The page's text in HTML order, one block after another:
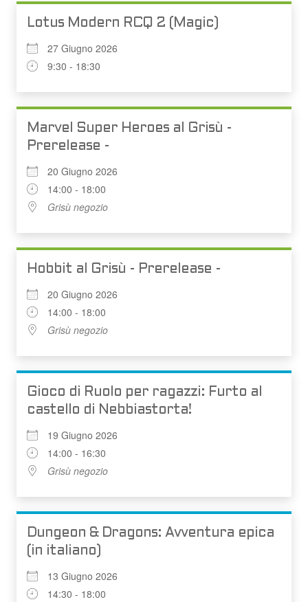
Lotus Modern RCQ 2 (Magic)
27 Giugno 2026
9:30 - 18:30
Marvel Super Heroes al Grisù -
Prerelease -
20 Giugno 2026
14:00 - 18:00
Grisù negozio
Hobbit al Grisù - Prerelease -
20 Giugno 2026
14:00 - 18:00
Grisù negozio
Gioco di Ruolo per ragazzi: Furto al
castello di Nebbiastorta!
19 Giugno 2026
14:00 - 16:30
Grisù negozio
Dungeon & Dragons: Avventura epica
(in italiano)
13 Giugno 2026
14:30 - 18:00